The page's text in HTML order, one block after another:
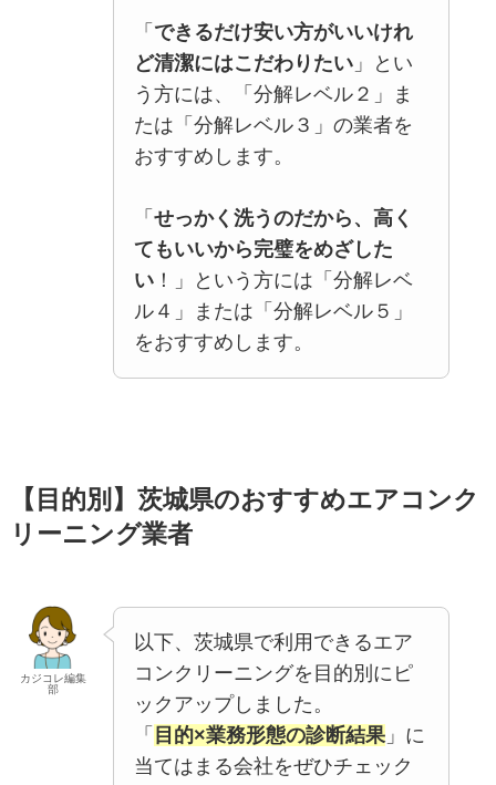
「 できるだけ安い方がいいけれ
ど清潔にはこだわりたい」とい
う方には、「分解レベル２」ま
たは「分解レベル３」の業者を
おすすめします。
「 せっかく洗うのだから、高く
てもいいから完璧をめざした
い！」という方には「分解レベ
ル４」または「分解レベル５」
をおすすめします。
【目的別】茨城県のおすすめエアコンク
リーニング業者
カジコレ編集
部
以下、茨城県で利用できるエア
コンクリーニングを目的別にピ
ックアップしました。
「 目的×業務形態の診断結果」に
当てはまる会社をぜひチェック